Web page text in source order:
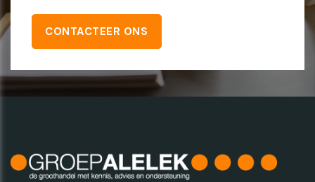
CONTACTEER ONS